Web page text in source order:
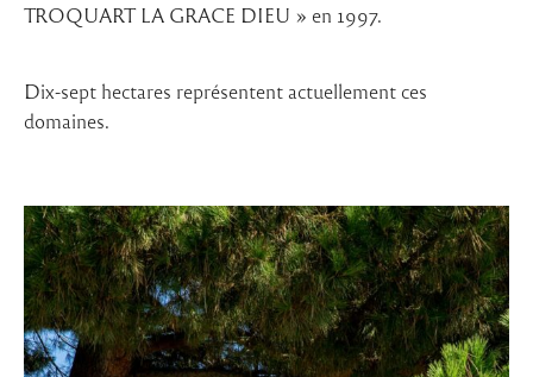
TROQUART LA GRACE DIEU » en 1997.
Dix-sept hectares représentent actuellement ces
domaines.